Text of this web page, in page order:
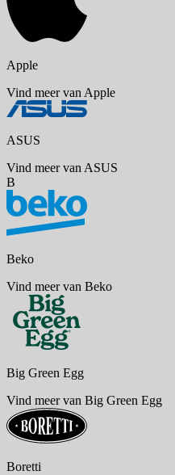
Apple
Vind meer van Apple
ASUS
Vind meer van ASUS
B
Beko
Vind meer van Beko
Big Green Egg
Vind meer van Big Green Egg
Boretti